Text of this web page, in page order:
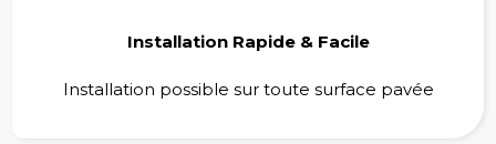
Installation Rapide & Facile
Installation possible sur toute surface pavée